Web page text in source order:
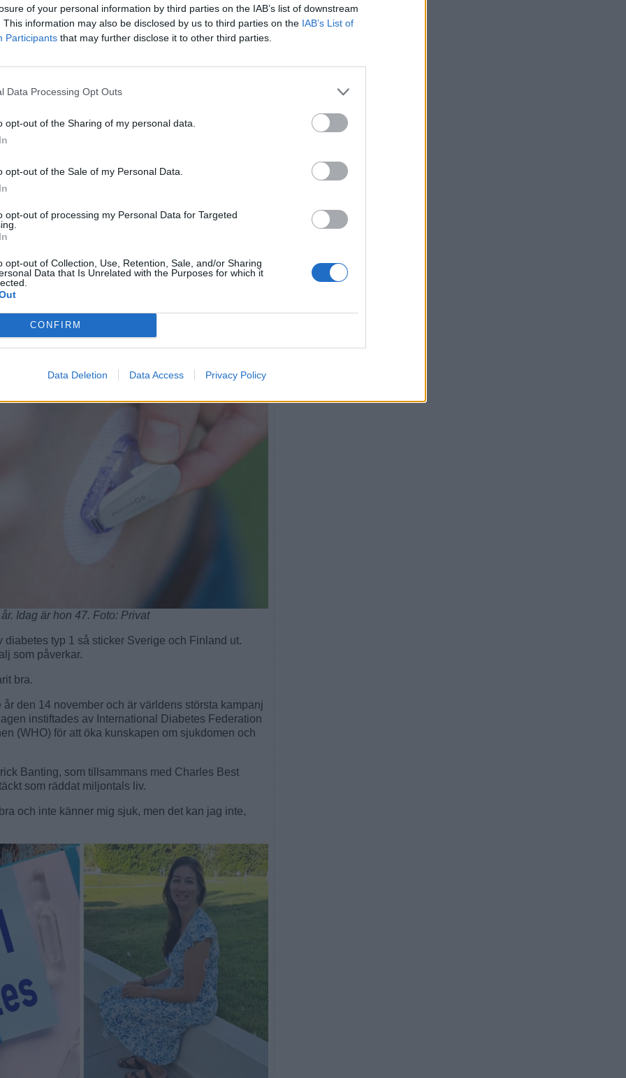
of your personal information by third parties on the IAB’s list of downstream
This information may also be disclosed by us to third parties on the IAB’s List of
Participants that may further disclose it to other third parties.
Data Processing Opt Outs
opt-out of the Sharing of my personal data.
opt-out of the Sale of my Personal Data.
opt-out of processing my Personal Data for Targeted
opt-out of Collection, Use, Retention, Sale, and/or Sharing
Data that Is Unrelated with the Purposes for which it
CONFIRM
Data Deletion Data Access Privacy Policy
som är kopplat till diabetes typ 1. Foto: Privat
folk behöver förstå hur det är väldigt enkel.
och skam. Och många som finns runtomkring
avlasta känslan folk kan få när man, som jag ofta
en snabb powerwalk mitt i arbetsdagen. Då spelar
eller något är bråttom. Powerwalken måste ske nu.
och gift med Erik sedan många år tillbaka, får
Insta fått lära sig. Hade en som skrev och tackade
situation mycket bättre. Sen är alltihop även en bra
utvecklingen gjort att blodsockermätningen blir
den som ett extra heltidsarbete, men hon
göra, men så är det väl för alla… Arbetsmässigt
Just sömnen är extremt viktig och att den kommer i
Idag är hon 47. Foto: Privat
diabetes typ 1 så sticker Sverige och Finland ut.
som påverkar.
bra.
den 14 november och är världens största kampanj
instiftades av International Diabetes Federation
(WHO) för att öka kunskapen om sjukdomen och
Banting, som tillsammans med Charles Best
som räddat miljontals liv.
och inte känner mig sjuk, men det kan jag inte,